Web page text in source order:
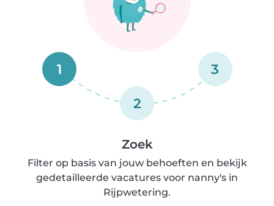
1
2
3
Zoek
Filter op basis van jouw behoeften en bekijk
gedetailleerde vacatures voor nanny's in
Rijpwetering.